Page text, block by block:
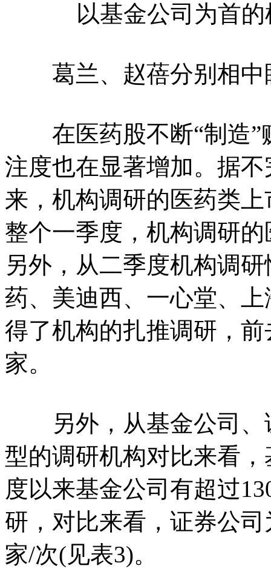
以基金公司为首的机
葛兰、赵蓓分别相中
在医药股不断“制造”
注度也在显著增加。据
来，机构调研的医药类
整个一季度，机构调研
另外，从二季度机构调
药、美迪西、一心堂、
得了机构的扎推调研，
家。
另外，从基金公司、
型的调研机构对比来看
度以来基金公司有超过
研，对比来看，证券公
家/次(见表3)。